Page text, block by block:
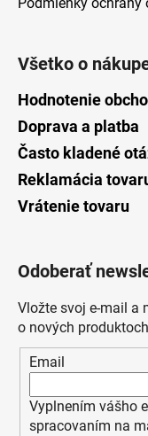
Všetko o
Hodnotenie
Doprava a platba
Často kladené
Reklamácia
Vrátenie tovaru
Odoberať
Vložte svoj e-mail a
o nových
Email
Vyplnením vášho
spracovaním na